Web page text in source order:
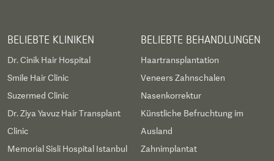
BELIEBTE KLINIKEN
Dr. Cinik Hair Hospital
Smile Hair Clinic
Suzermed Clinic
Dr. Ziya Yavuz Hair Transplant
Clinic
Memorial Sisli Hospital Istanbul
BELIEBTE BEHANDLUNGEN
Haartransplantation
Veneers Zahnschalen
Nasenkorrektur
Künstliche Befruchtung im
Ausland
Zahnimplantat